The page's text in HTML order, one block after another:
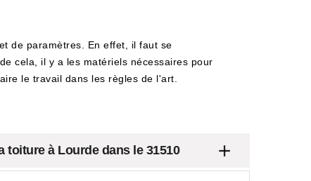
de paramètres. En effet, il faut se
cela, il y a les matériels nécessaires pour
le travail dans les règles de l'art.
toiture à Lourde dans le 31510